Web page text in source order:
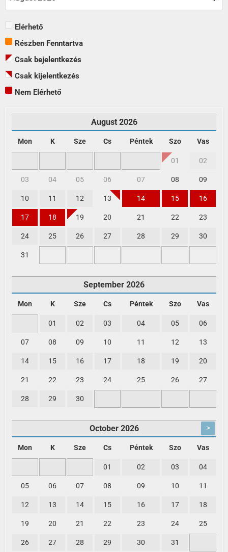
Elérhető
Részben Fenntartva
Csak bejelentkezés
Csak kijelentkezés
Nem Elérhető
August 2026
Mon K Sze Cs Péntek Szo Vas
01 02
03 04 05 06 07 08 09
10 11 12 13 14 15 16
17 18 19 20 21 22 23
24 25 26 27 28 29 30
31
September 2026
Mon K Sze Cs Péntek Szo Vas
01 02 03 04 05 06
07 08 09 10 11 12 13
14 15 16 17 18 19 20
21 22 23 24 25 26 27
28 29 30
October 2026 >
Mon K Sze Cs Péntek Szo Vas
01 02 03 04
05 06 07 08 09 10 11
12 13 14 15 16 17 18
19 20 21 22 23 24 25
26 27 28 29 30 31